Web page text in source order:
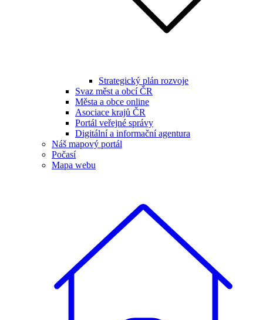
Strategický plán rozvoje
Svaz měst a obcí ČR
Města a obce online
Asociace krajů ČR
Portál veřejné správy
Digitální a informační agentura
Náš mapový portál
Počasí
Mapa webu